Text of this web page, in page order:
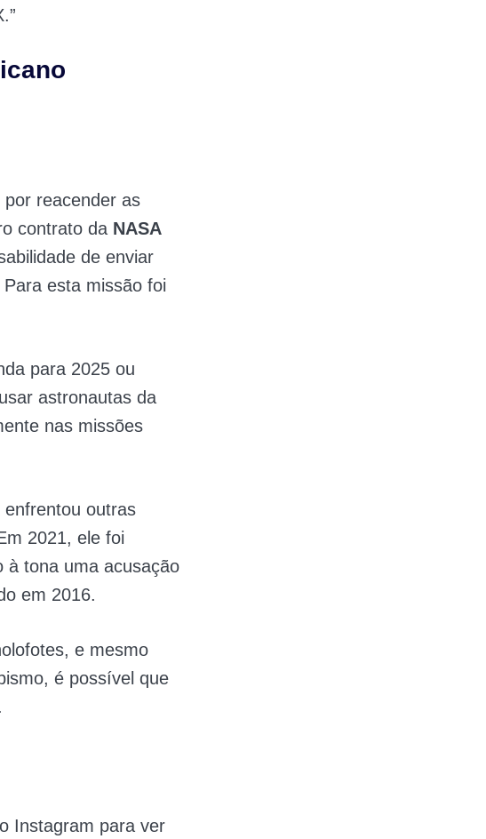
reacender as
contrato da NASA
de enviar
esta missão foi
para 2025 ou
astronautas da
nas missões
enfrentou outras
2021, ele foi
à tona uma acusação
em 2016.
e mesmo
é possível que
Instagram para ver